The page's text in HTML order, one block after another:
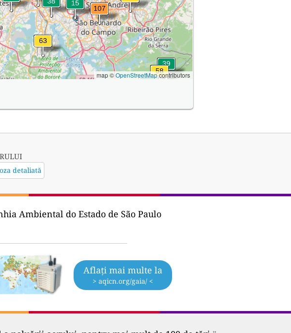
map ©OpenStreetMapcontributors
detaliată
Ambiental do Estado de São Paulo
Aflați mai multe la
> aqicn.org/gaia/ <